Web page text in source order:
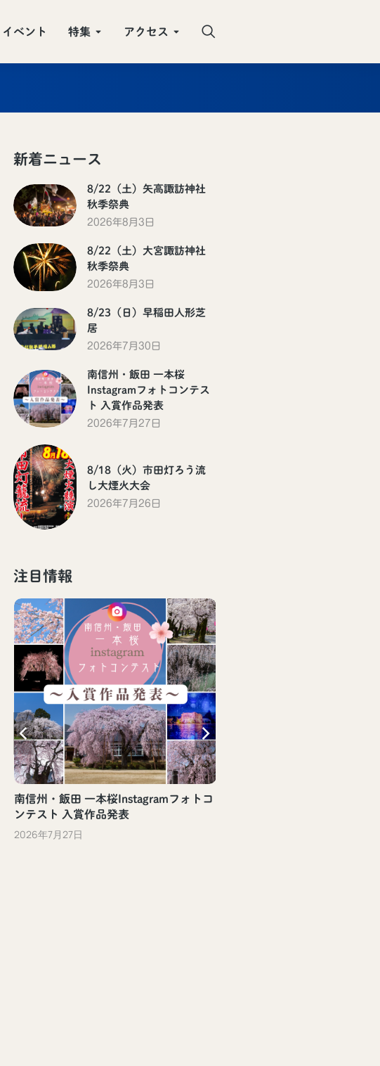
イベント 特集 アクセス
新着ニュース
8/22（土）矢高諏訪神社
秋季祭典
2026年8月3日
8/22（土）大宮諏訪神社
秋季祭典
2026年8月3日
8/23（日）早稲田人形芝
居
2026年7月30日
南信州・飯田 一本桜
Instagramフォトコンテス
ト 入賞作品発表
2026年7月27日
8/18（火）市田灯ろう流
し大煙火大会
2026年7月26日
注目情報
南信州・飯田 一本桜Instagramフォトコ
ンテスト 入賞作品発表
2026年7月27日